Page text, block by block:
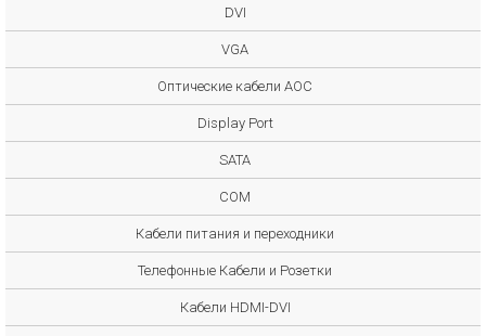
DVI
VGA
Оптические кабели AOC
Display Port
SATA
COM
Кабели питания и переходники
Телефонные Кабели и Розетки
Кабели HDMI-DVI